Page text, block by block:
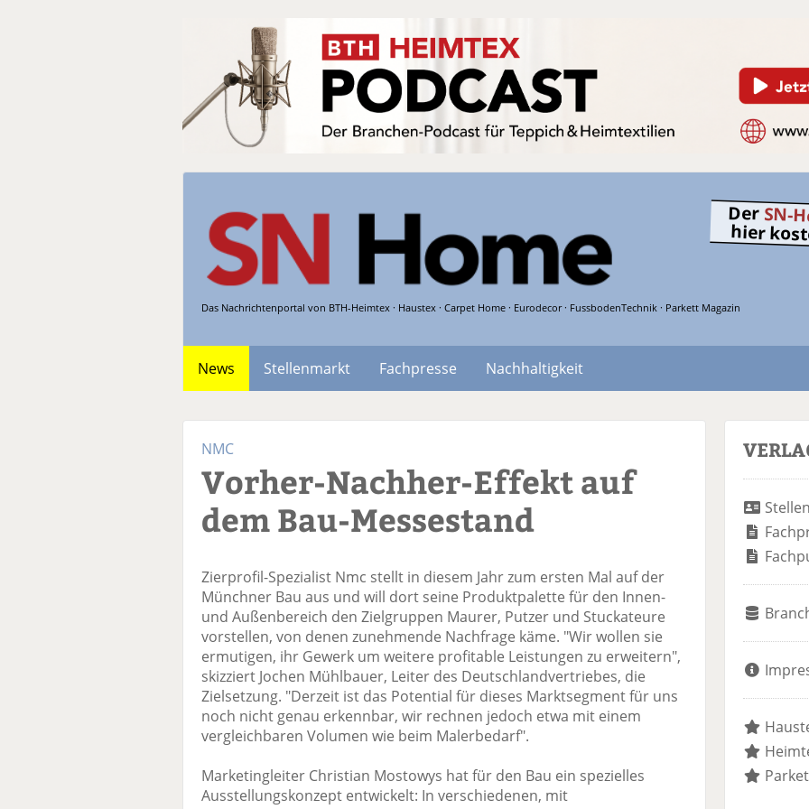
Das Nachrichtenportal von BTH-Heimtex · Haustex · Carpet Home · Eurodecor · FussbodenTechnik · Parkett Magazin
Der SN-
hier
News Stellenmarkt Fachpresse
Nachhaltigkeit
NMC
Vorher-Nachher-Effekt auf
dem Bau-Messestand
Zierprofil-Spezialist Nmc stellt in diesem Jahr zum ersten Mal auf der
Münchner Bau aus und will dort seine Produktpalette für den Innen-
und Außenbereich den Zielgruppen Maurer, Putzer und Stuckateure
vorstellen, von denen zunehmende Nachfrage käme. "Wir wollen sie
ermutigen, ihr Gewerk um weitere profitable Leistungen zu erweitern",
skizziert Jochen Mühlbauer, Leiter des Deutschlandvertriebes, die
Zielsetzung. "Derzeit ist das Potential für dieses Marktsegment für uns
noch nicht genau erkennbar, wir rechnen jedoch etwa mit einem
vergleichbaren Volumen wie beim Malerbedarf".
Marketingleiter Christian Mostowys hat für den Bau ein spezielles
Ausstellungskonzept entwickelt: In verschiedenen, mit